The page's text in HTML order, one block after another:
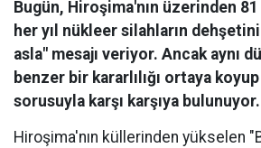
Bugün, Hiroşima'nın üzerinden
her yıl nükleer silahların
asla" mesajı veriyor. Ancak aynı
benzer bir kararlılığı ortaya koyup
sorusuyla karşı karşıya bulunuyor.
Hiroşima'nın küllerinden yükselen